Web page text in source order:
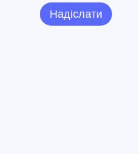
Надіслати